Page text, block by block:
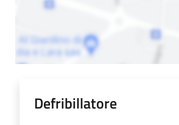
Defribillatore